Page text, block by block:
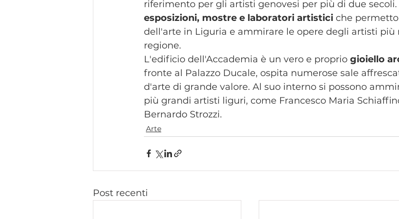
riferimento per gli artisti genovesi per più di due
esposizioni, mostre e laboratori artistici che
dell'arte in Liguria e ammirare le opere degli artisti più
regione.
L'edificio dell'Accademia è un vero e proprio gioiello
fronte al Palazzo Ducale, ospita numerose sale
d'arte di grande valore. Al suo interno si possono
più grandi artisti liguri, come Francesco Maria
Bernardo Strozzi.
Arte
Post recenti